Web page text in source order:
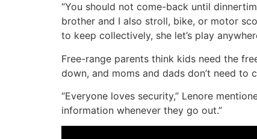
“You should not come-back until
brother and I also stroll, bike, or motor
to keep collectively, she let’s play
Free-range parents think kids need the
down, and moms and dads don’t need
“Everyone loves security,” Lenore
information whenever they go out.”